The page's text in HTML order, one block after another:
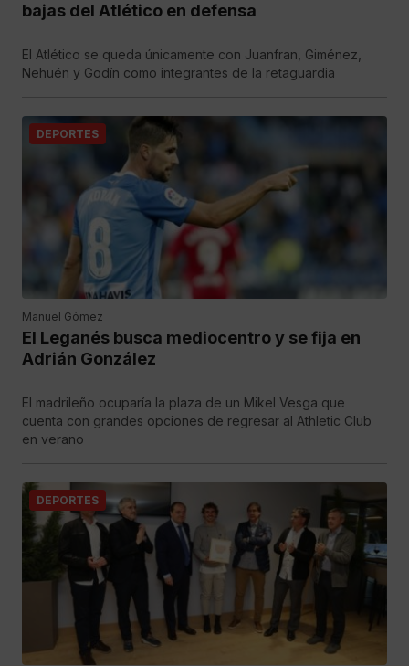
bajas del Atlético en defensa
El Atlético se queda únicamente con Juanfran, Giménez,
Nehuén y Godín como integrantes de la retaguardia
DEPORTES
Manuel Gómez
El Leganés busca mediocentro y se fija en
Adrián González
El madrileño ocuparía la plaza de un Mikel Vesga que
cuenta con grandes opciones de regresar al Athletic Club
en verano
DEPORTES